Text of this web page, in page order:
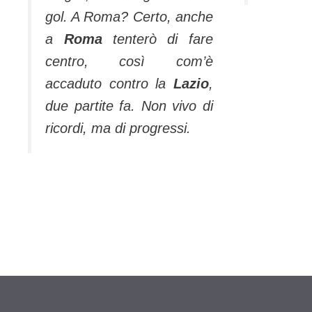
gol. A Roma? Certo, anche
a Roma tenterò di fare
centro, così com’è
accaduto contro la Lazio,
due partite fa. Non vivo di
ricordi, ma di progressi.